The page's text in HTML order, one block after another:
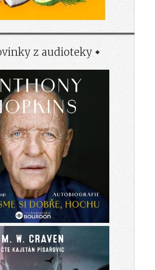
z audioteky